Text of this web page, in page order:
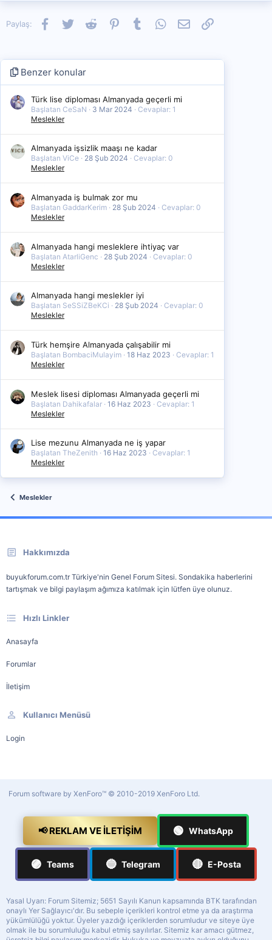
Paylaş: Facebook
TwitterReddit PinterestTumblrWhatsApp
E-postaLink
Benzer konular
Türk lise diploması Almanyada geçerli mi
Başlatan CeSaN 3 Mar 2024
Cevaplar: 1
Meslekler
Almanyada işsizlik maaşı ne kadar
Başlatan ViCe 28 Şub 2024
Cevaplar: 0
Meslekler
Almanyada iş bulmak zor mu
Başlatan GaddarKerim 28 Şub 2024
Cevaplar: 0
Meslekler
Almanyada hangi mesleklere ihtiyaç var
Başlatan AtarliGenc 28 Şub 2024
Cevaplar: 0
Meslekler
Almanyada hangi meslekler iyi
Başlatan SeSSiZBeKCi 28 Şub 2024
Cevaplar: 0
Meslekler
Türk hemşire Almanyada çalışabilir mi
Başlatan BombaciMulayim 18 Haz 2023
Cevaplar: 1
Meslekler
Meslek lisesi diploması Almanyada geçerli mi
Başlatan Dahikafalar 16 Haz 2023
Cevaplar: 1
Meslekler
Lise mezunu Almanyada ne iş yapar
Başlatan TheZenith 16 Haz 2023
Cevaplar: 1
Meslekler
Meslekler
Hakkımızda
buyukforum.com.tr Türkiye'nin Genel Forum Sitesi. Sondakika haberlerini
tartışmak ve bilgi paylaşım ağımıza katılmak için lütfen üye olunuz.
Hızlı Linkler
Anasayfa
Forumlar
İletişim
Kullanıcı Menüsü
Login
Forum software by XenForo™ © 2010-2019 XenForo Ltd.
📢 REKLAM VE İLETIŞIM 🟢 WhatsApp
🟣 Teams 🔵 Telegram 🔴 E-Posta
Yasal Uyarı: Forum Sitemiz; 5651 Sayılı Kanun kapsamında BTK tarafından
onaylı Yer Sağlayıcı'dır. Bu sebeple içerikleri kontrol etme ya da araştırma
yükümlülüğü yoktur. Üyeler yazdığı içeriklerden sorumludur ve siteye üye
olmak ile bu sorumluluğu kabul etmiş sayılırlar. Sitemiz kar amacı gütmez,